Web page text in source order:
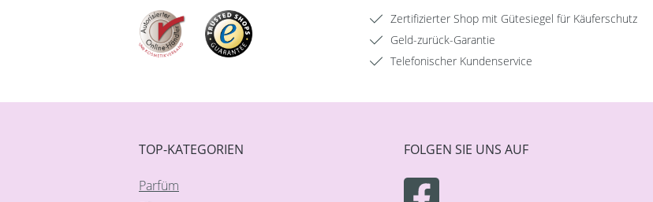
Zertifizierter Shop mit Gütesiegel für Käuferschutz
Geld-zurück-Garantie
Telefonischer Kundenservice
TOP-KATEGORIEN
Parfüm
FOLGEN SIE UNS AUF